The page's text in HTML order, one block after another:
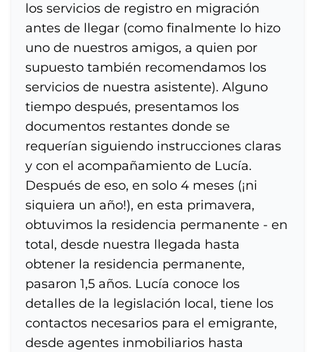
los servicios de registro en migración
antes de llegar (como finalmente lo hizo
uno de nuestros amigos, a quien por
supuesto también recomendamos los
servicios de nuestra asistente). Alguno
tiempo después, presentamos los
documentos restantes donde se
requerían siguiendo instrucciones claras
y con el acompañamiento de Lucía.
Después de eso, en solo 4 meses (¡ni
siquiera un año!), en esta primavera,
obtuvimos la residencia permanente - en
total, desde nuestra llegada hasta
obtener la residencia permanente,
pasaron 1,5 años. Lucía conoce los
detalles de la legislación local, tiene los
contactos necesarios para el emigrante,
desde agentes inmobiliarios hasta